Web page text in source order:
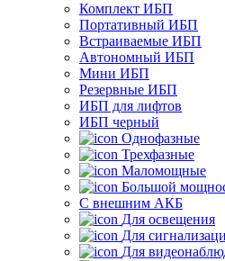
Комплект ИБП
Портативный ИБП
Встраиваемые ИБП
Автономный ИБП
Мини ИБП
Резервные ИБП
ИБП для лифтов
ИБП черный
Однофазные
Трехфазные
Маломощные
Большой
С внешним АКБ
Для освещения
Для
Для